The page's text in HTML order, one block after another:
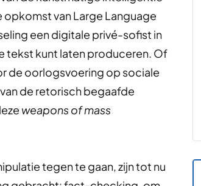
van Large Language
een digitale privé-sofist in
tekst kunt laten produceren. Of
de oorlogsvoering op sociale
de retorisch begaafde
weapons of mass
tegen te gaan, zijn tot nu